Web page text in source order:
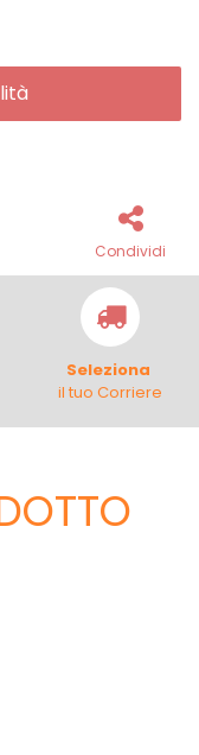
Condividi
Seleziona
il tuo Corriere